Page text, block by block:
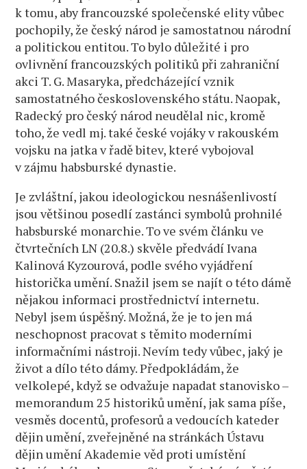
k tomu, aby francouzské společenské elity vůbec
pochopily, že český národ je samostatnou národní
a politickou entitou. To bylo důležité i pro
ovlivnění francouzských politiků při zahraniční
akci T. G. Masaryka, předcházející vznik
samostatného československého státu. Naopak,
Radecký pro český národ neudělal nic, kromě
toho, že vedl mj. také české vojáky v rakouském
vojsku na jatka v řadě bitev, které vybojoval
v zájmu habsburské dynastie.
Je zvláštní, jakou ideologickou nesnášenlivostí
jsou většinou posedlí zastánci symbolů prohnilé
habsburské monarchie. To ve svém článku ve
čtvrtečních LN (20.8.) skvěle předvádí Ivana
Kalinová Kyzourová, podle svého vyjádření
historička umění. Snažil jsem se najít o této dámě
nějakou informaci prostřednictví internetu.
Nebyl jsem úspěšný. Možná, že je to jen má
neschopnost pracovat s těmito moderními
informačními nástroji. Nevím tedy vůbec, jaký je
život a dílo této dámy. Předpokládám, že
velkolepé, když se odvažuje napadat stanovisko –
memorandum 25 historiků umění, jak sama píše,
vesměs docentů, profesorů a vedoucích kateder
dějin umění, zveřejněné na stránkách Ústavu
dějin umění Akademie věd proti umístění